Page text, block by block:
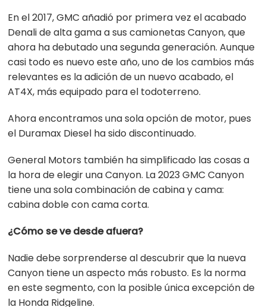
En el 2017, GMC añadió por primera vez el acabado
Denali de alta gama a sus camionetas Canyon, que
ahora ha debutado una segunda generación. Aunque
casi todo es nuevo este año, uno de los cambios más
relevantes es la adición de un nuevo acabado, el
AT4X, más equipado para el todoterreno.
Ahora encontramos una sola opción de motor, pues
el Duramax Diesel ha sido discontinuado.
General Motors también ha simplificado las cosas a
la hora de elegir una Canyon. La 2023 GMC Canyon
tiene una sola combinación de cabina y cama:
cabina doble con cama corta.
¿Cómo se ve desde afuera?
Nadie debe sorprenderse al descubrir que la nueva
Canyon tiene un aspecto más robusto. Es la norma
en este segmento, con la posible única excepción de
la Honda Ridgeline.